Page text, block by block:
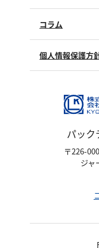
SDSについて
水銀使用製品につ
該非判定書につい
試薬サンプル
製品カタログ
コラム
個人情報保護方
パック
〒226-
ジャ
アルカリ度
pH
ホルムアルデヒ